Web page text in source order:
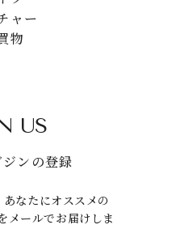
ャー
物
US
ンの登録
なたにオススメの
メールでお届けしま